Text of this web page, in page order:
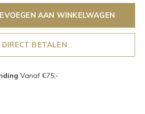
AAN WINKELWAGEN
DIRECT BETALEN
Vanaf €75,-